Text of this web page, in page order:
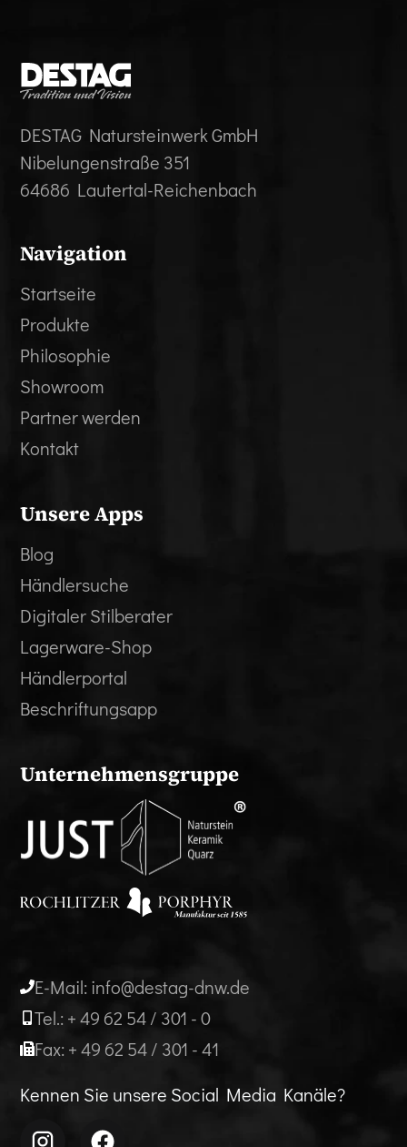
DESTAG Natursteinwerk GmbH
Nibelungenstraße 351
64686 Lautertal-Reichenbach
Navigation
Startseite
Produkte
Philosophie
Showroom
Partner werden
Kontakt
Unsere Apps
Blog
Händlersuche
Digitaler Stilberater
Lagerware-Shop
Händlerportal
Beschriftungsapp
Unternehmensgruppe
E-Mail: info@destag-dnw.de
Tel.: + 49 62 54 / 301 - 0
Fax: + 49 62 54 / 301 - 41
Kennen Sie unsere Social Media Kanäle?